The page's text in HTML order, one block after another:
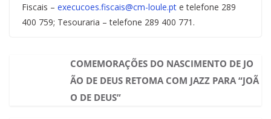
Fiscais – execucoes.fiscais@cm-loule.pt e telefone 289
400 759; Tesouraria – telefone 289 400 771.
COMEMORAÇÕES DO NASCIMENTO DE JO
ÃO DE DEUS RETOMA COM JAZZ PARA “JOÃ
O DE DEUS”